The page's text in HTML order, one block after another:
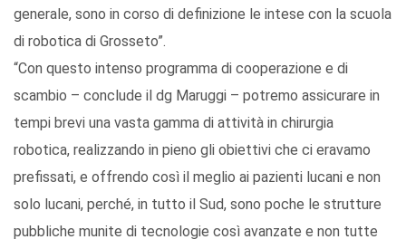
generale, sono in corso di definizione le intese con la scuola
di robotica di Grosseto”.
“Con questo intenso programma di cooperazione e di
scambio – conclude il dg Maruggi – potremo assicurare in
tempi brevi una vasta gamma di attività in chirurgia
robotica, realizzando in pieno gli obiettivi che ci eravamo
prefissati, e offrendo così il meglio ai pazienti lucani e non
solo lucani, perché, in tutto il Sud, sono poche le strutture
pubbliche munite di tecnologie così avanzate e non tutte